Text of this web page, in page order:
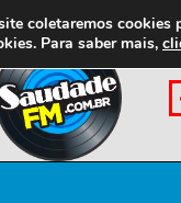
coletaremos
Para saber mais,